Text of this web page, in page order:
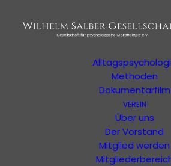
MORPHOLOGIE
Der Begründer
Methoden
Dokumentarfilm
VEREIN
Über uns
Der Vorstand
Mitglied werden
Ihre
Ergebnisse Ihrer Suche